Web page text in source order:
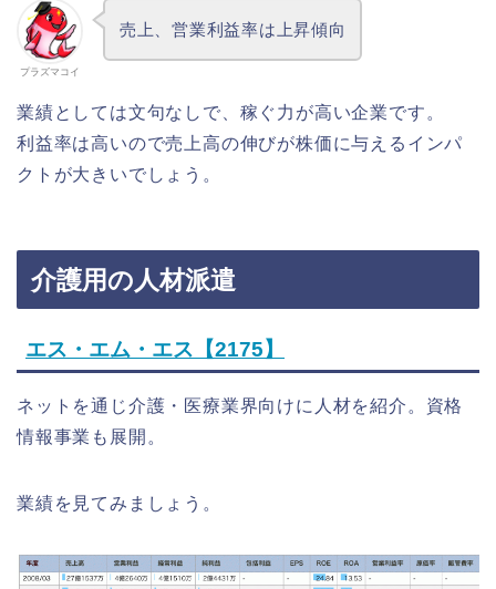
プラズマコイ
売上、営業利益率は上昇傾向
業績としては文句なしで、稼ぐ力が高い企業です。
利益率は高いので売上高の伸びが株価に与えるインパ
クトが大きいでしょう。
介護用の人材派遣
エス・エム・エス【2175】
ネットを通じ介護・医療業界向けに人材を紹介。資格
情報事業も展開。
業績を見てみましょう。